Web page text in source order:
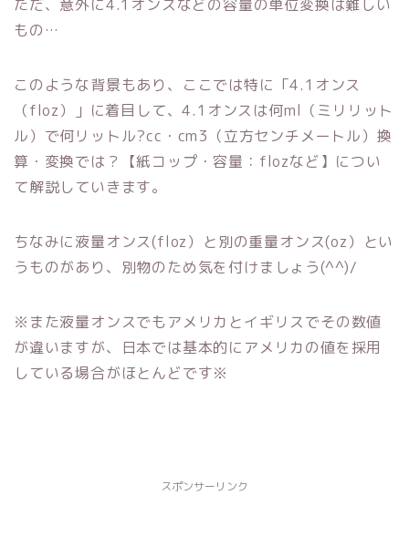
ただ、意外に4.1オンスなどの容量の単位変換は難しい
もの…
このような背景もあり、ここでは特に「4.1オンス
（floz）」に着目して、4.1オンスは何ml（ミリリット
ル）で何リットル?cc・cm3（立方センチメートル）換
算・変換では？【紙コップ・容量：flozなど】につい
て解説していきます。
ちなみに液量オンス(floz）と別の重量オンス(oz）とい
うものがあり、別物のため気を付けましょう(^^)/
※また液量オンスでもアメリカとイギリスでその数値
が違いますが、日本では基本的にアメリカの値を採用
している場合がほとんどです※
スポンサーリンク